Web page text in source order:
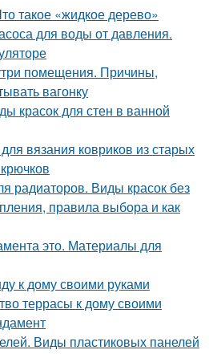
такое «жидкое дерево»
для воды от давления.
помещения. Причины,
вагонку
красок для стен в ванной
вязания ковриков из старых
радиаторов. Виды красок без
правила выбора и как
это. Материалы для
к дому своими руками
террасы к дому своими
Виды пластиковых панелей